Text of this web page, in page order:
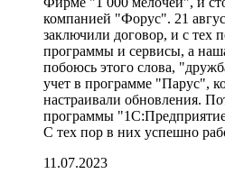
компанией "Форус". 21
заключили договор, и с тех
программы и сервисы, а
побоюсь этого слова,
учет в программе "Парус",
настраивали обновления.
программы
С тех пор в них успешно
11.07.2023